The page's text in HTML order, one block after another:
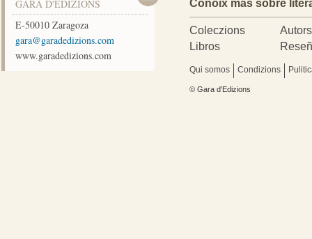
GARA D'EDIZIONS
E-50010 Zaragoza
moc.snoizidedarag@arag
www.garadedizions.com
Conoix más sobre
Coleczions
Autors
Libros
Qui somos Condizions
© Gara d'Edizions